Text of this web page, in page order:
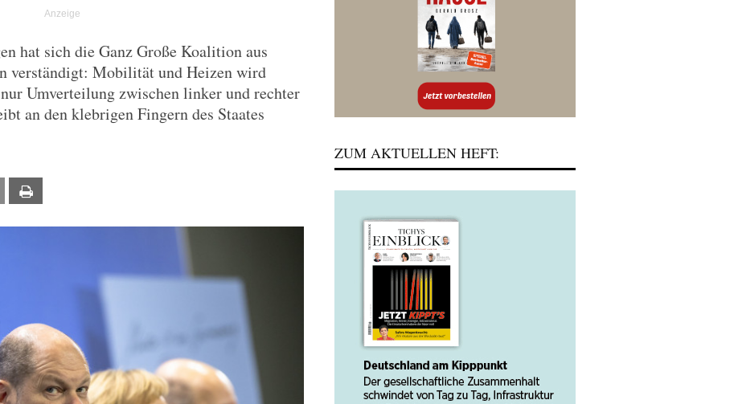
hat sich die Ganz Große Koalition aus
verständigt: Mobilität und Heizen wird
Umverteilung zwischen linker und rechter
an den klebrigen Fingern des Staates
Email
ZUM AKTUELLEN HEFT: